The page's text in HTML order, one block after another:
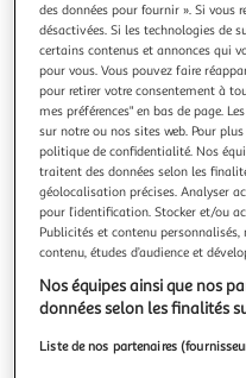
MAISON MILHAU
Saucisse fraîche au
360g
Vous voulez
des données pour fournir ». Si vous
désactivées. Si les technologies de
certains contenus et annonces qui
pour vous. Vous pouvez faire
pour retirer votre consentement à
mes préférences" en bas de page.
sur notre ou nos sites web. Pour
politique de confidentialité. Nos
traitent des données selon les
géolocalisation précises. Analyser
pour l’identification. Stocker et/ou
Publicités et contenu
contenu, études d’audience et
Nos équipes ainsi que nos
données selon les finalités
Liste de nos partenaires